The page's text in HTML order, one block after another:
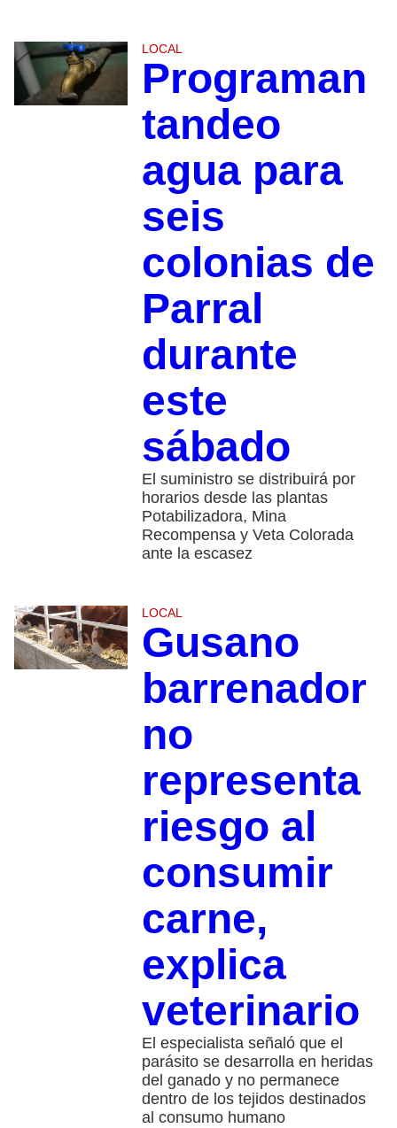
LOCAL
Programan
tandeo
agua para
seis
colonias de
Parral
durante
este
sábado
El suministro se distribuirá por
horarios desde las plantas
Potabilizadora, Mina
Recompensa y Veta Colorada
ante la escasez
LOCAL
Gusano
barrenador
no
representa
riesgo al
consumir
carne,
explica
veterinario
El especialista señaló que el
parásito se desarrolla en heridas
del ganado y no permanece
dentro de los tejidos destinados
al consumo humano